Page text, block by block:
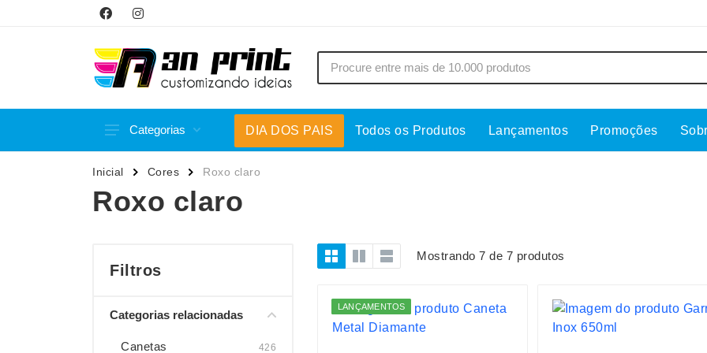
Categorias
Acessórios p/ Celular
Acessórios para Carros
Bar e Bebidas
Bolsas Térmicas
Brinquedos
Caixas de Som
Casa
Chapéus
Conjuntos Executivos
Espelhos
Esporte e Jogos
Kit Queijo
DIA DOS PAIS Todos os Produtos Lançamentos Promoções
Inicial Cores Roxo claro
Roxo claro
Filtros
Categorias relacionadas
Canetas 426
Mostrando 7 de 7 produtos
LANÇAMENTOS